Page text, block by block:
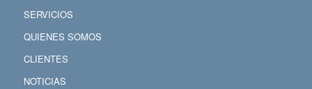
SERVICIOS
QUIENES SOMOS
CLIENTES
NOTICIAS